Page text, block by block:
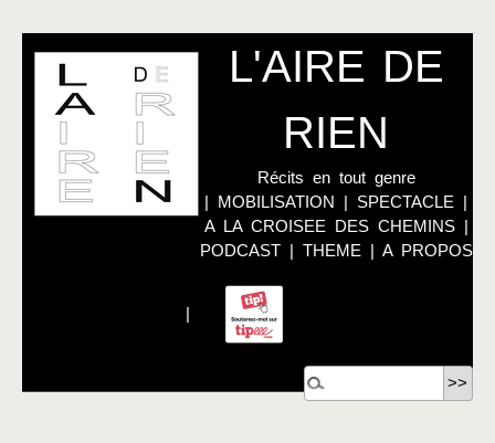
L'AIRE DE
RIEN
Récits en tout genre
| MOBILISATION | SPECTACLE |
A LA CROISEE DES CHEMINS|
PODCAST| THEME | A PROPOS
|